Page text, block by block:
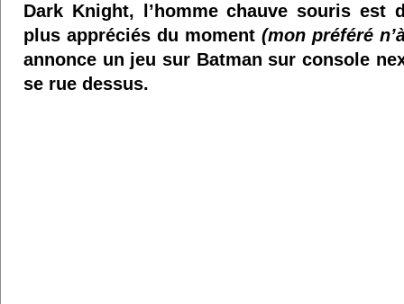
Dark Knight, l’homme chauve souris est
plus appréciés du moment (mon préféré
annonce un jeu sur Batman sur console
se rue dessus.